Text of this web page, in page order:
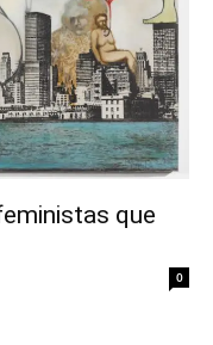
que
0